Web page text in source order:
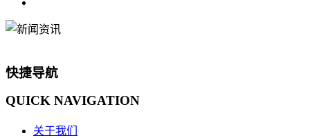
快捷导航
QUICK NAVIGATION
关于我们